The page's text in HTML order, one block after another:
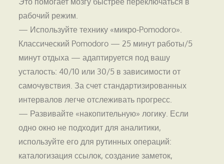
рабочий режим.
— Используйте технику «микро‑Pomodoro».
Классический Pomodoro — 25 минут работы/5
минут отдыха — адаптируется под вашу
усталость: 40/10 или 30/5 в зависимости от
самочувствия. За счет стандартизированных
интервалов легче отслеживать прогресс.
— Развивайте «накопительную» логику. Если
одно окно не подходит для аналитики,
используйте его для рутинных операций:
каталогизация ссылок, создание заметок,